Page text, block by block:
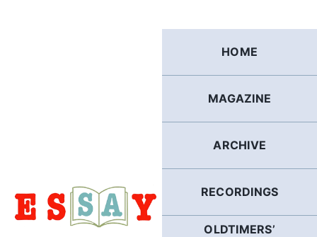
HOME
MAGAZINE
ARCHIVE
RECORDINGS
OLDTIMERS’